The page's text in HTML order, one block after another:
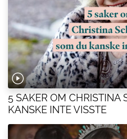
5 SAKER OM CHRISTINA
KANSKE INTE VISSTE